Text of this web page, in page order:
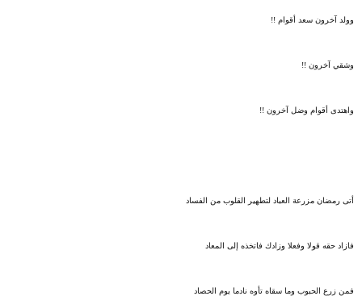
وولد آخرون سعد أقوام !!
وشقي آخرون !!
واهتدى أقوام وضل آخرون !!
أتى رمضان مزرعة العباد لتطهير القلوب من الفساد
فازاد حقه قولا وفعلا وزادك فاتخذه إلى المعاد
فمن زرع الحبوب وما سقاه تأوه نادما يوم الحصاد